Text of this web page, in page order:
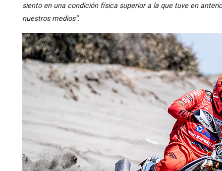
siento en una condición física superior a la que tuve en
nuestros medios”.